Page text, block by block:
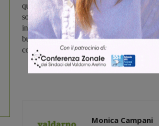
quello che è diventato il lavoro povero
soffrono, dall’altra staremo accanto
innovazione e competitività. La tutela dei
bussola: scuola e salute sono beni
costruiscono le basi di una comunità
Monica Campani